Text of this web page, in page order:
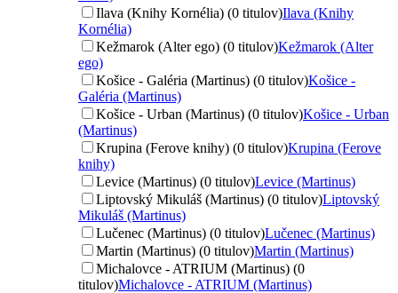
Ilava (Knihy Kornélia) (0 titulov)Ilava (Knihy
Kornélia)
Kežmarok (Alter ego) (0 titulov)Kežmarok (Alter
ego)
Košice - Galéria (Martinus) (0 titulov)Košice -
Galéria (Martinus)
Košice - Urban (Martinus) (0 titulov)Košice - Urban
(Martinus)
Krupina (Ferove knihy) (0 titulov)Krupina (Ferove
knihy)
Levice (Martinus) (0 titulov)Levice (Martinus)
Liptovský Mikuláš (Martinus) (0 titulov)Liptovský
Mikuláš (Martinus)
Lučenec (Martinus) (0 titulov)Lučenec (Martinus)
Martin (Martinus) (0 titulov)Martin (Martinus)
Michalovce - ATRIUM (Martinus) (0
titulov)Michalovce - ATRIUM (Martinus)